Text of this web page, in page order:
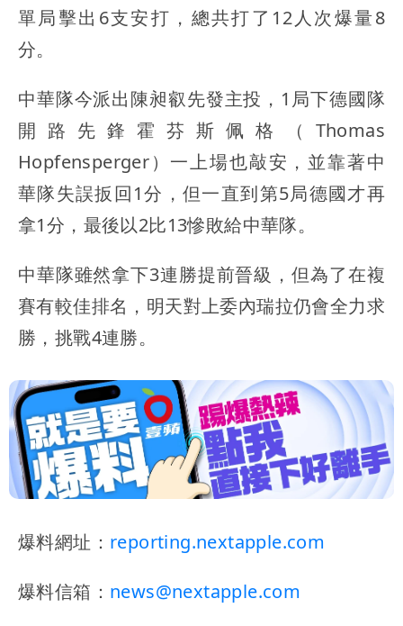
單局擊出6支安打，總共打了12人次爆量8
分。
中華隊今派出陳昶叡先發主投，1局下德國隊
開路先鋒霍芬斯佩格（Thomas
Hopfensperger）一上場也敲安，並靠著中
華隊失誤扳回1分，但一直到第5局德國才再
拿1分，最後以2比13慘敗給中華隊。
中華隊雖然拿下3連勝提前晉級，但為了在複
賽有較佳排名，明天對上委內瑞拉仍會全力求
勝，挑戰4連勝。
爆料網址： reporting.nextapple.com
爆料信箱： news@nextapple.com